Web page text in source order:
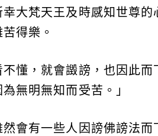
大梵天王及時感知世尊
得樂。
懂，就會譭謗，也因此
無明無知而受苦。」
會有一些人因謗佛謗法